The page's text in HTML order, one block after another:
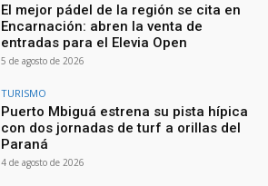
El mejor pádel de la región se cita en
Encarnación: abren la venta de
entradas para el Elevia Open
5 de agosto de 2026
TURISMO
Puerto Mbiguá estrena su pista hípica
con dos jornadas de turf a orillas del
Paraná
4 de agosto de 2026